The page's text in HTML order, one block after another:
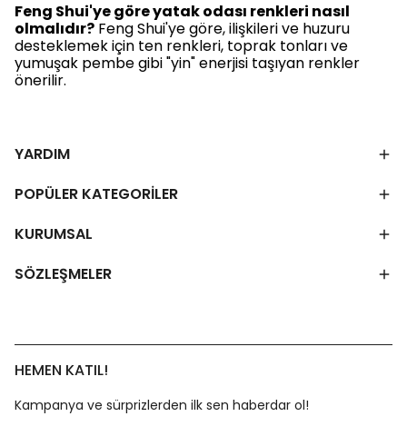
Feng Shui'ye göre yatak odası renkleri nasıl
olmalıdır? Feng Shui'ye göre, ilişkileri ve huzuru
desteklemek için ten renkleri, toprak tonları ve
yumuşak pembe gibi "yin" enerjisi taşıyan renkler
önerilir.
YARDIM
POPÜLER KATEGORİLER
KURUMSAL
SÖZLEŞMELER
HEMEN KATIL!
Kampanya ve sürprizlerden ilk sen haberdar ol!